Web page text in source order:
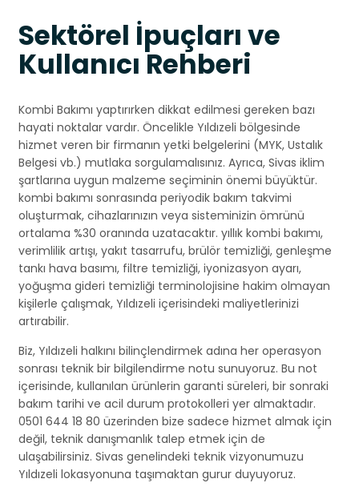
Sektörel İpuçları ve
Kullanıcı Rehberi
Kombi Bakımı yaptırırken dikkat edilmesi gereken bazı
hayati noktalar vardır. Öncelikle Yıldızeli bölgesinde
hizmet veren bir firmanın yetki belgelerini (MYK, Ustalık
Belgesi vb.) mutlaka sorgulamalısınız. Ayrıca, Sivas iklim
şartlarına uygun malzeme seçiminin önemi büyüktür.
kombi bakımı sonrasında periyodik bakım takvimi
oluşturmak, cihazlarınızın veya sisteminizin ömrünü
ortalama %30 oranında uzatacaktır. yıllık kombi bakımı,
verimlilik artışı, yakıt tasarrufu, brülör temizliği, genleşme
tankı hava basımı, filtre temizliği, iyonizasyon ayarı,
yoğuşma gideri temizliği terminolojisine hakim olmayan
kişilerle çalışmak, Yıldızeli içerisindeki maliyetlerinizi
artırabilir.
Biz, Yıldızeli halkını bilinçlendirmek adına her operasyon
sonrası teknik bir bilgilendirme notu sunuyoruz. Bu not
içerisinde, kullanılan ürünlerin garanti süreleri, bir sonraki
bakım tarihi ve acil durum protokolleri yer almaktadır.
0501 644 18 80 üzerinden bize sadece hizmet almak için
değil, teknik danışmanlık talep etmek için de
ulaşabilirsiniz. Sivas genelindeki teknik vizyonumuzu
Yıldızeli lokasyonuna taşımaktan gurur duyuyoruz.